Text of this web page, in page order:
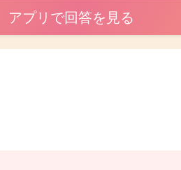
アプリで回答を見る